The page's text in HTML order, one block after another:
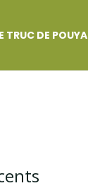
TRUC DE POUYA